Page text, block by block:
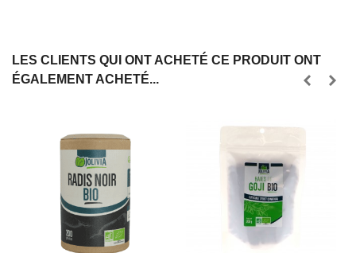
LES CLIENTS QUI ONT ACHETÉ CE PRODUIT ONT
ÉGALEMENT ACHETÉ...